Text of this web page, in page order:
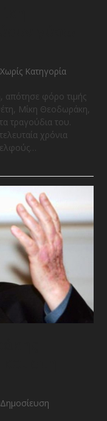
Χωρίς Κατηγορία
φόρο τιμής
Μίκη Θεοδωράκη,
τραγούδια του.
χρόνια
Δημοσίευση